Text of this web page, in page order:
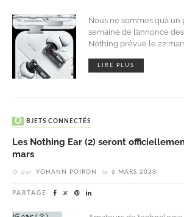
Nous ne sommes qu’à un
semaine de l’annonce
Nothing prévue le 22
LIRE PLUS
OBJETS CONNECTÉS
Les Nothing Ear (2) seront
mars
par YOHANN POIRON le 6 MARS 2023
PARTAGE